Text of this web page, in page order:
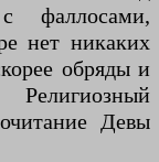
фаллосами,
нет никаких
обряды и
Девы